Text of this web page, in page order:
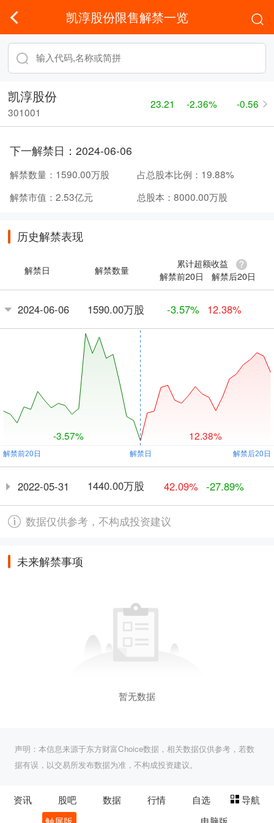
凯淳股份限售解禁一览
凯淳股份
301001
23.21 -2.36% -0.56
下一解禁日： 2024-06-06
解禁数量： 1590.00万股 占总股本比例： 19.88%
解禁市值： 2.53亿元 总股本： 8000.00万股
历史解禁表现
解禁日 解禁数量
累计超额收益
解禁前20日
解禁后20日
2024-06-06 1590.00万股 -3.57% 12.38%
-3.57% 12.38%
2022-05-31 1440.00万股 42.09% -27.89%
数据仅供参考，不构成投资建议
未来解禁事项
暂无数据
声明：本信息来源于东方财富Choice数据，相关数据仅供参考，若数
据有误，以交易所发布数据为准，不构成投资建议。
资讯 股吧 数据 行情 自选
导航